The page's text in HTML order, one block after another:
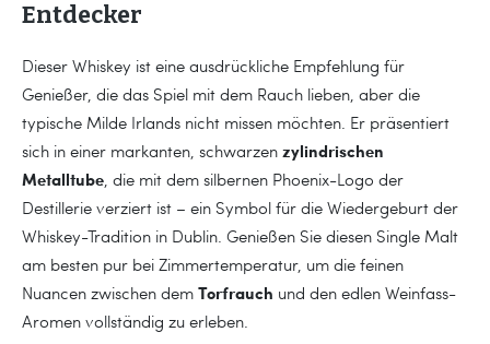
Entdecker
Dieser Whiskey ist eine ausdrückliche Empfehlung für
Genießer, die das Spiel mit dem Rauch lieben, aber die
typische Milde Irlands nicht missen möchten. Er präsentiert
sich in einer markanten, schwarzen zylindrischen
Metalltube, die mit dem silbernen Phoenix-Logo der
Destillerie verziert ist – ein Symbol für die Wiedergeburt der
Whiskey-Tradition in Dublin. Genießen Sie diesen Single Malt
am besten pur bei Zimmertemperatur, um die feinen
Nuancen zwischen dem Torfrauch und den edlen Weinfass-
Aromen vollständig zu erleben.